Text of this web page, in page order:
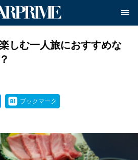
しむ一人旅におすすめな
ブックマーク